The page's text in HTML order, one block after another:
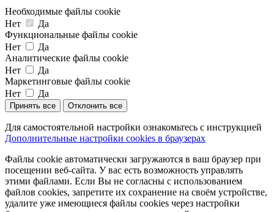
Необходимые файлы cookie
Нет
Да
Функциональные файлы cookie
Нет
Да
Аналитические файлы cookie
Нет
Да
Маркетинговые файлы cookie
Нет
Да
Принять все Отклонить все
Для самостоятельной настройки ознакомьтесь с инструкцией
Дополнительные настройки cookies в браузерах
Файлы cookie автоматически загружаются в ваш браузер при
посещении веб-сайта. У вас есть возможность управлять
этими файлами. Если Вы не согласны с использованием
файлов cookies, запретите их сохранение на своём устройстве,
удалите уже имеющиеся файлы cookies через настройки